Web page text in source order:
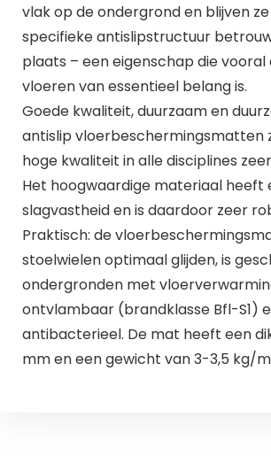
vlak op de ondergrond en blijven
specifieke antislipstructuur
plaats – een eigenschap die
vloeren van essentieel belang is.
Goede kwaliteit, duurzaam en
antislip vloerbeschermingsmatten
hoge kwaliteit in alle disciplines
Het hoogwaardige materiaal heeft
slagvastheid en is daardoor zeer
Praktisch: de
stoelwielen optimaal glijden, is
ondergronden met
ontvlambaar (brandklasse Bfl-S1)
antibacterieel. De mat heeft een
mm en een gewicht van 3-3,5 kg/